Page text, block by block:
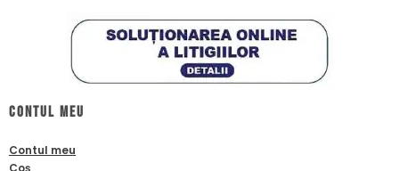
Contul meu
Contul meu
Coş